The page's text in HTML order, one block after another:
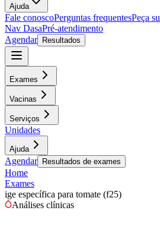
Ajuda
Fale conoscoPerguntas frequentesPeça
Nav DasaPré-atendimento
Agendar
Resultados
Exames
Vacinas
Serviços
Unidades
Ajuda
Agendar Resultados de exames
Home
Exames
ige específica para tomate (f25)
Análises clínicas